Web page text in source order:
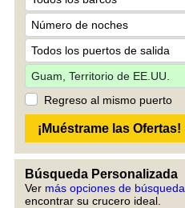
Regreso al mismo puerto
Búsqueda Personalizada
Ver más opciones de búsqueda
encontrar su crucero ideal.